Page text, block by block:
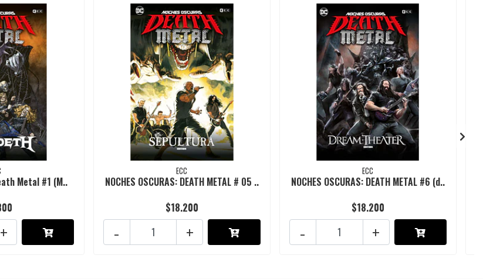
Metal #1 (M..
+
ECC
NOCHES OSCURAS: DEATH METAL # 05 ..
$18.200
+
-
ECC
NOCHES OSCURAS: DEATH METAL #6 (d..
$18.200
+
-